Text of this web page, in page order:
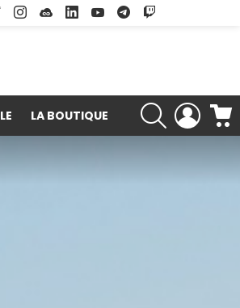
TwitterInstagramSoundcloud
LinkedinYoutubeGoogle Play
LA BOUTIQUE
RECHERCHE
LOGIN